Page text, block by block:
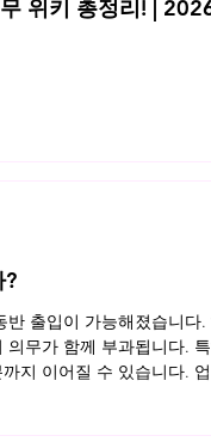
위키 총정리! |
?
출입이 가능해졌습니다.
무가 함께 부과됩니다.
지 이어질 수 있습니다.